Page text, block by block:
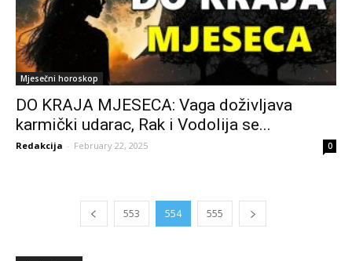
Mjesečni horoskop
DO KRAJA MJESECA: Vaga doživljava
karmički udarac, Rak i Vodolija se...
Redakcija - February 22, 2025 0
553 554 555